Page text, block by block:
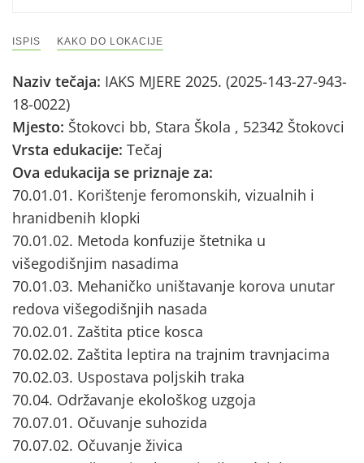
ISPIS KAKO DO LOKACIJE
Naziv tečaja: IAKS MJERE 2025. (2025-143-27-943-
18-0022)
Mjesto: Štokovci bb, Stara Škola , 52342 Štokovci
Vrsta edukacije: Tečaj
Ova edukacija se priznaje za:
70.01.01. Korištenje feromonskih, vizualnih i
hranidbenih klopki
70.01.02. Metoda konfuzije štetnika u
višegodišnjim nasadima
70.01.03. Mehaničko uništavanje korova unutar
redova višegodišnjih nasada
70.02.01. Zaštita ptice kosca
70.02.02. Zaštita leptira na trajnim travnjacima
70.02.03. Uspostava poljskih traka
70.04. Održavanje ekološkog uzgoja
70.07.01. Očuvanje suhozida
70.07.02. Očuvanje živica